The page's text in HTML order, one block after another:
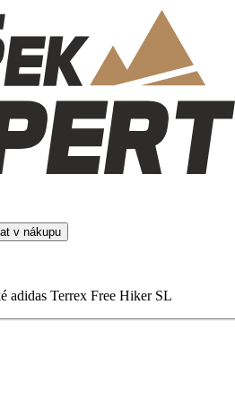
v nákupu
adidas Terrex Free Hiker SL